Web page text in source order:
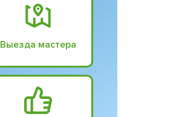
Выезда мастера